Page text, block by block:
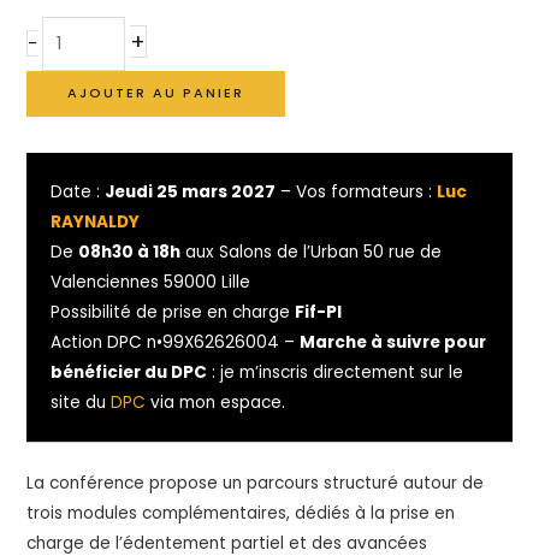
- +
AJOUTER AU PANIER
Date : Jeudi 25 mars 2027 – Vos formateurs : Luc
RAYNALDY
De 08h30 à 18h aux Salons de l’Urban 50 rue de
Valenciennes 59000 Lille
Possibilité de prise en charge Fif-Pl
Action DPC n•99X62626004 – Marche à suivre pour
bénéficier du DPC : je m’inscris directement sur le
site duDPC via mon espace.
La conférence propose un parcours structuré autour de
trois modules complémentaires, dédiés à la prise en
charge de l’édentement partiel et des avancées